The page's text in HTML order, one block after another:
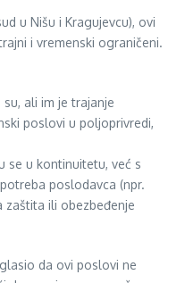
u Nišu i Kragujevcu), ovi
i vremenski ograničeni.
su, ali im je trajanje
poslovi u poljoprivredi,
se u kontinuitetu, već s
poslodavca (npr.
zaštita ili obezbeđenje
da ovi poslovi ne